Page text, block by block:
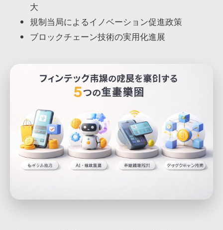
大
規制当局によるイノベーション促進政策
ブロックチェーン技術の実用化進展